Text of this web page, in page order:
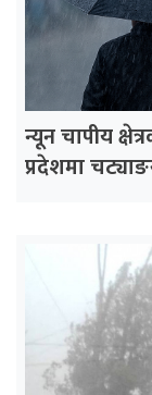
न्यून चापीय
प्रदेशमा